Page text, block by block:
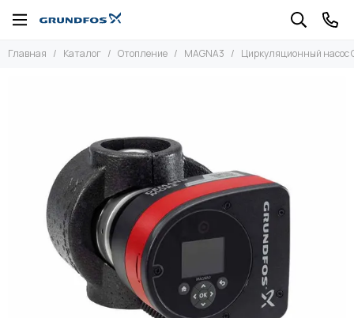
Отопление
Насосы для ГВС
MAGNA1
MAGNA3
ALPHA2 L
ALPHA2 OLD
ALPHA3 OLD
Главная Каталог Отопление MAGNA3 Циркуляционный насос